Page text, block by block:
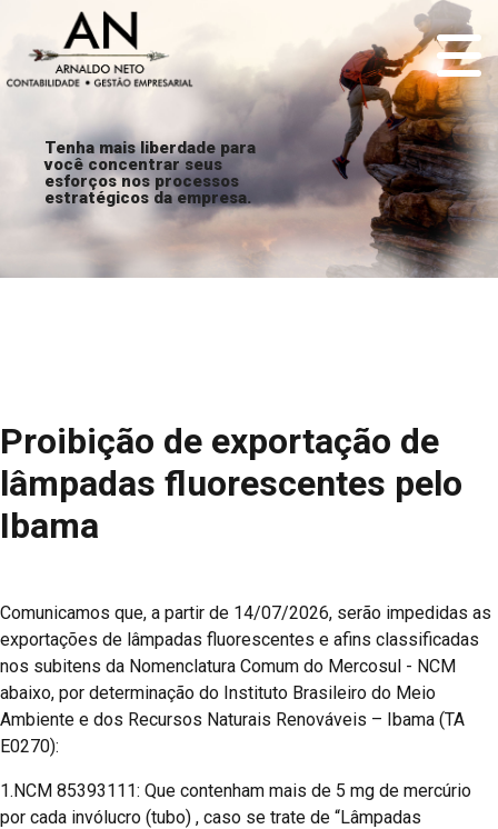
Tenha mais liberdade para
você concentrar seus
esforços nos processos
estratégicos da empresa.
Proibição de exportação de
lâmpadas fluorescentes pelo
Ibama
Comunicamos que, a partir de 14/07/2026, serão impedidas as
exportações de lâmpadas fluorescentes e afins classificadas
nos subitens da Nomenclatura Comum do Mercosul - NCM
abaixo, por determinação do Instituto Brasileiro do Meio
Ambiente e dos Recursos Naturais Renováveis – Ibama (TA
E0270):
1.NCM 85393111: Que contenham mais de 5 mg de mercúrio
por cada invólucro (tubo) , caso se trate de “Lâmpadas